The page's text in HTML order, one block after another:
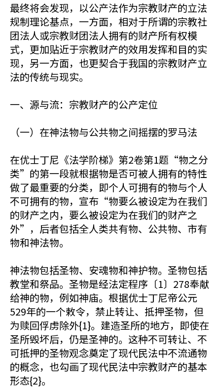
最终将会发现，以公产法作为宗教财产的立法
规制理论基点，一方面，相对于所谓的宗教社
团法人或宗教财团法人拥有的财产所有权模
式，更加贴近于宗教财产的效用发挥和目的实
现，另一方面，也更契合于我国的宗教财产立
法的传统与现实。
一、源与流：宗教财产的公产定位
（一）在神法物与公共物之间摇摆的罗马法
在优士丁尼《法学阶梯》第2卷第1题“物之分
类”的第一段就根据物是否可被人拥有的特性
做了最重要的分类，即个人可拥有的物与个人
不可拥有的物，宣布“物要么被设定为在我们
的财产之内，要么被设定为在我们的财产之
外”，后者包括全人类共有物、公共物、市有
物和神法物。
神法物包括圣物、安魂物和神护物。圣物包括
教堂和祭品。圣物是经法定程序〔1〕278奉献
给神的物，例如神庙。根据优士丁尼帝公元
529年的一个敕令，禁止转让、抵押圣物，但
为赎回俘虏除外{1}。建造圣所的地方，即使在
圣所毁坏后，仍是圣神的。这种不可转让、不
可抵押的圣物观念奠定了现代民法中不流通物
的概念，也勾画了现代民法中宗教财产的基本
形态{2}。